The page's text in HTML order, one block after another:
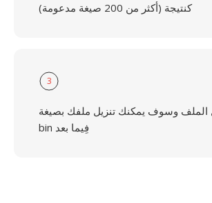
كنتيجة (أكثر من 200 صيغة مدعومة)
3
الملف وسوف يمكنك تنزيل ملفك بصيغة
bin فِيما بعد